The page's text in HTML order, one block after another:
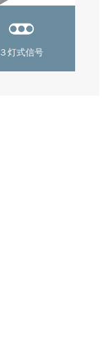
３灯式信号